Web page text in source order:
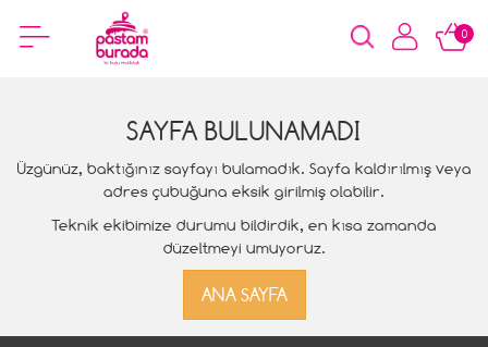
0
SAYFA BULUNAMADI
Üzgünüz, baktığınız sayfayı bulamadık. Sayfa kaldırılmış veya
adres çubuğuna eksik girilmiş olabilir.
Teknik ekibimize durumu bildirdik, en kısa zamanda
düzeltmeyi umuyoruz.
ANA SAYFA